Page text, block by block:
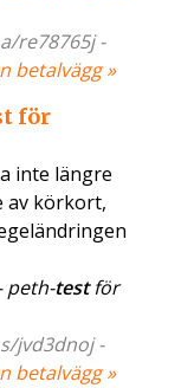
re78765j -
betalvägg »
för
inte längre
av körkort,
peth-testför
jvd3dnoj -
betalvägg »